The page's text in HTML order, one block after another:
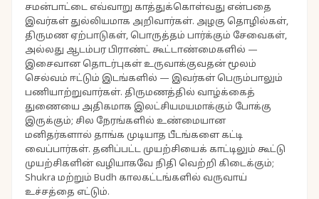
சமன்பாட்டை எவ்வாறு காத்துக்கொள்வது என்பதை
இவர்கள் துல்லியமாக அறிவார்கள். அழகு தொழில்கள்,
திருமண ஏற்பாடுகள், பொருத்தம் பார்க்கும் சேவைகள்,
அல்லது ஆடம்பர பிராண்ட் கூட்டாண்மைகளில் —
இசைவான தொடர்புகள் உருவாக்குவதன் மூலம்
செல்வம் ஈட்டும் இடங்களில் — இவர்கள் பெரும்பாலும்
பணியாற்றுவார்கள். திருமணத்தில் வாழ்க்கைத்
துணையை அதிகமாக இலட்சியமயமாக்கும் போக்கு
இருக்கும்; சில நேரங்களில் உண்மையான
மனிதர்களால் தாங்க முடியாத பீடங்களை கட்டி
வைப்பார்கள். தனிப்பட்ட முயற்சியைக் காட்டிலும் கூட்டு
முயற்சிகளின் வழியாகவே நிதி வெற்றி கிடைக்கும்;
Shukra மற்றும் Budh காலகட்டங்களில் வருவாய்
உச்சத்தை எட்டும்.